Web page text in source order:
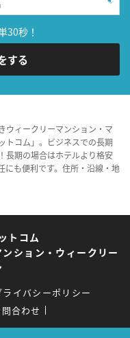
30秒！
する
ウィークリーマンション・マ
トコム」。ビジネスでの長期
長期の場合はホテルより格安
にも便利です。住所・沿線・地
トコム
ション・ウィークリー
ライバシーポリシー
合わせ